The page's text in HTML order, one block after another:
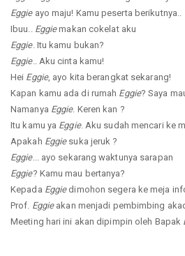
Eggieayo maju! Kamu peserta berikutnya..
Ibuu.. Eggiemakan cokelat aku
Eggie. Itu kamu bukan?
Eggie.. Aku cinta kamu!
Hei Eggie, ayo kita berangkat sekarang!
Kapan kamu ada di rumah Eggie? Saya
Namanya Eggie. Keren kan ?
Itu kamu ya Eggie. Aku sudah mencari ke
Apakah Eggiesuka jeruk ?
Eggie... ayo sekarang waktunya sarapan
Eggie? Kamu mau bertanya?
Kepada Eggiedimohon segera ke meja
Prof. Eggieakan menjadi pembimbing
Meeting hari ini akan dipimpin oleh Bapak